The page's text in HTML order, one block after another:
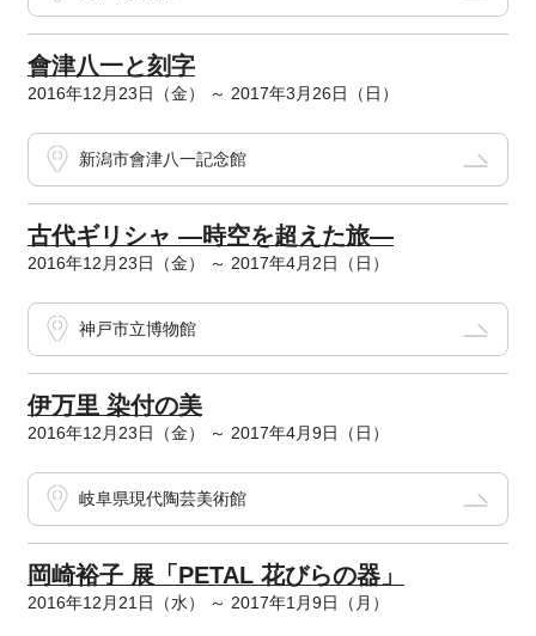
會津八一と刻字
2016年12月23日（金） ～ 2017年3月26日（日）
新潟市會津八一記念館
古代ギリシャ ―時空を超えた旅―
2016年12月23日（金） ～ 2017年4月2日（日）
神戸市立博物館
伊万里 染付の美
2016年12月23日（金） ～ 2017年4月9日（日）
岐阜県現代陶芸美術館
岡崎裕子 展「PETAL 花びらの器」
2016年12月21日（水） ～ 2017年1月9日（月）